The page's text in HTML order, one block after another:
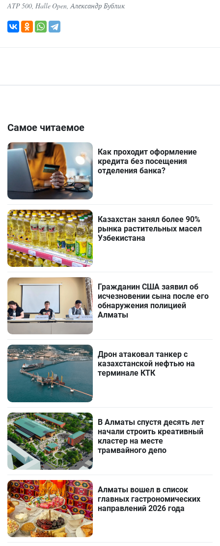
ATP 500, Halle Open,Александр Бублик
Самое читаемое
Как проходит оформление
кредита без посещения
отделения банка?
Казахстан занял более 90%
рынка растительных масел
Узбекистана
Гражданин США заявил об
исчезновении сына после его
обнаружения полицией
Алматы
Дрон атаковал танкер с
казахстанской нефтью на
терминале КТК
В Алматы спустя десять лет
начали строить креативный
кластер на месте
трамвайного депо
Алматы вошел в список
главных гастрономических
направлений 2026 года